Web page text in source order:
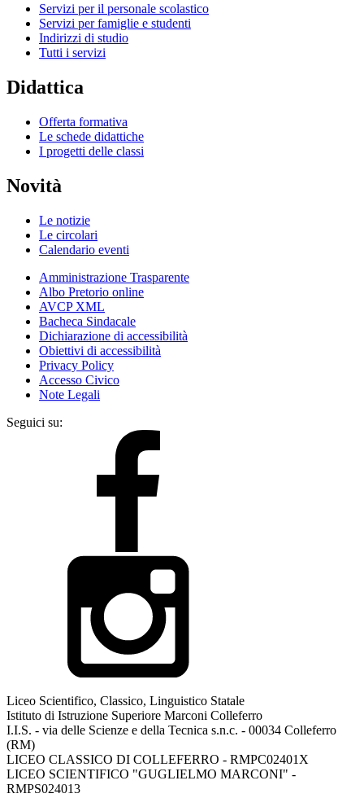
Servizi per il personale scolastico
Servizi per famiglie e studenti
Indirizzi di studio
Tutti i servizi
Didattica
Offerta formativa
Le schede didattiche
I progetti delle classi
Novità
Le notizie
Le circolari
Calendario eventi
Amministrazione Trasparente
Albo Pretorio online
AVCP XML
Bacheca Sindacale
Dichiarazione di accessibilità
Obiettivi di accessibilità
Privacy Policy
Accesso Civico
Note Legali
Seguici su:
Liceo Scientifico, Classico, Linguistico Statale
Istituto di Istruzione Superiore Marconi Colleferro
I.I.S. - via delle Scienze e della Tecnica s.n.c. - 00034 Colleferro
(RM)
LICEO CLASSICO DI COLLEFERRO - RMPC02401X
LICEO SCIENTIFICO "GUGLIELMO MARCONI" -
RMPS024013